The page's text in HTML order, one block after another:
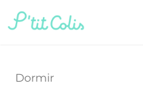
Dormir